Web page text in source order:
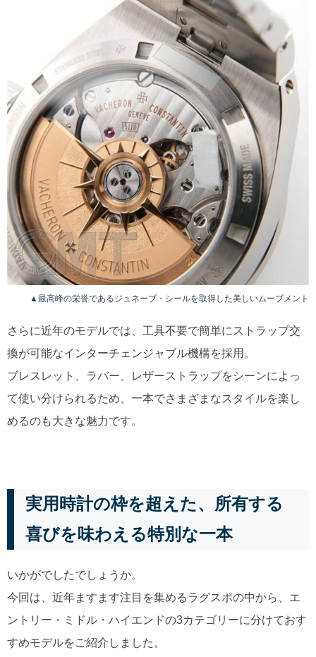
▲最高峰の栄誉であるジュネーブ・シールを取得した美しいムーブメント
さらに近年のモデルでは、工具不要で簡単にストラップ交
換が可能なインターチェンジャブル機構を採用。
ブレスレット、ラバー、レザーストラップをシーンによっ
て使い分けられるため、一本でさまざまなスタイルを楽し
めるのも大きな魅力です。
実用時計の枠を超えた、所有する
喜びを味わえる特別な一本
いかがでしたでしょうか。
今回は、近年ますます注目を集めるラグスポの中から、エ
ントリー・ミドル・ハイエンドの3カテゴリーに分けておす
すめモデルをご紹介しました。